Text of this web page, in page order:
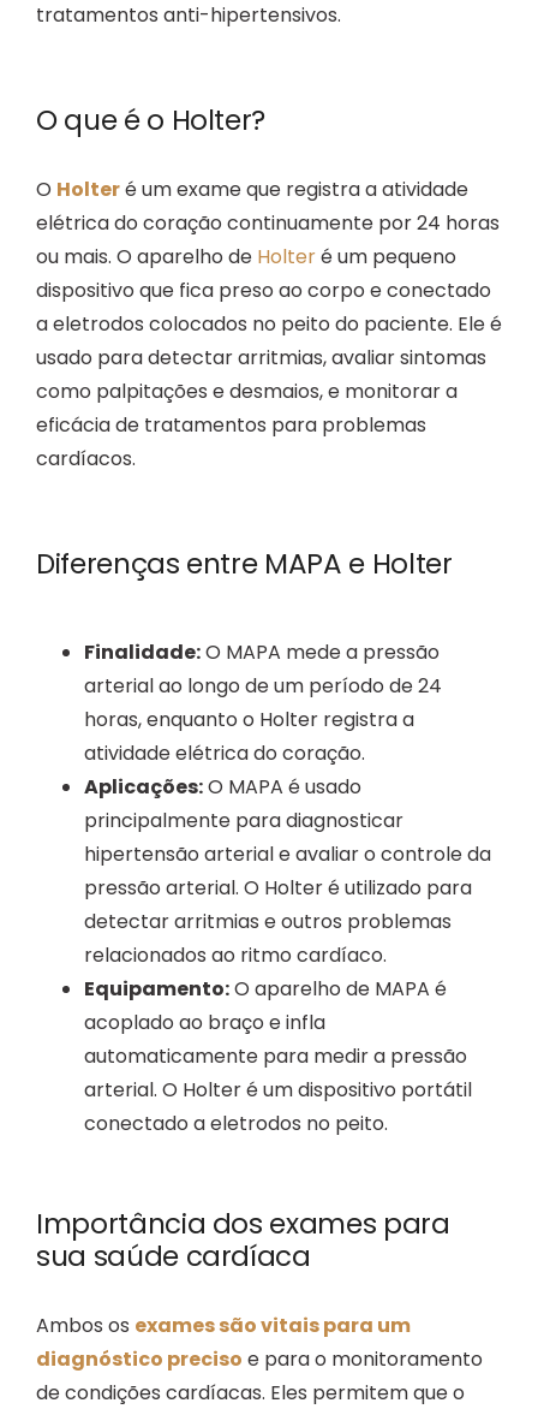
tratamentos anti-hipertensivos.
O que é o Holter?
O Holteré um exame que registra a atividade
elétrica do coração continuamente por 24 horas
ou mais. O aparelho de Holteré um pequeno
dispositivo que fica preso ao corpo e conectado
a eletrodos colocados no peito do paciente. Ele é
usado para detectar arritmias, avaliar sintomas
como palpitações e desmaios, e monitorar a
eficácia de tratamentos para problemas
cardíacos.
Diferenças entre MAPA e Holter
Finalidade:O MAPA mede a pressão
arterial ao longo de um período de 24
horas, enquanto o Holter registra a
atividade elétrica do coração.
Aplicações:O MAPA é usado
principalmente para diagnosticar
hipertensão arterial e avaliar o controle da
pressão arterial. O Holter é utilizado para
detectar arritmias e outros problemas
relacionados ao ritmo cardíaco.
Equipamento:O aparelho de MAPA é
acoplado ao braço e infla
automaticamente para medir a pressão
arterial. O Holter é um dispositivo portátil
conectado a eletrodos no peito.
Importância dos exames para
sua saúde cardíaca
Ambos os exames são vitais para um
diagnóstico preciso e para o monitoramento
de condições cardíacas. Eles permitem que o